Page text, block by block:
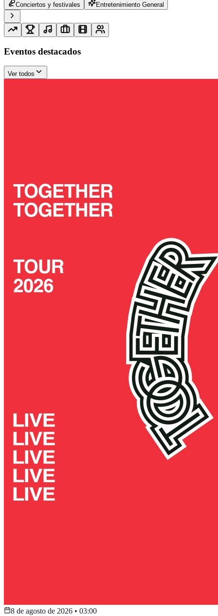
Conciertos y festivales
Entretenimiento General
Eventos destacados
Ver todos
8 de agosto de 2026 • 03:00